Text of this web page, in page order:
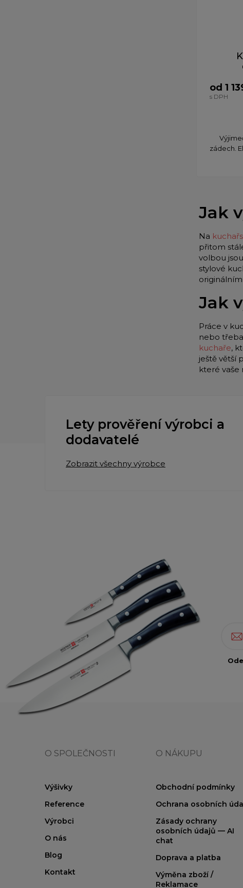
od 1
s DPH
zádech.
Jak
Na
přitom
volbou
stylové
Jak
Práce v
nebo
kuchaře,
ještě větší
které vaše
Lety prověření výrobci a
dodavatelé
Zobrazit všechny výrobce
O SPOLEČNOSTI
Výšivky
Reference
Výrobci
O nás
Blog
Kontakt
O NÁKUPU
Obchodní podmínky
Ochrana osobních
Zásady ochrany
osobních údajů — AI
chat
Doprava a platba
Výměna zboží /
Reklamace